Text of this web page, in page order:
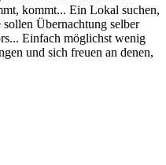
kommt... Ein Lokal suchen,
Übernachtung selber
Einfach möglichst wenig
und sich freuen an denen,